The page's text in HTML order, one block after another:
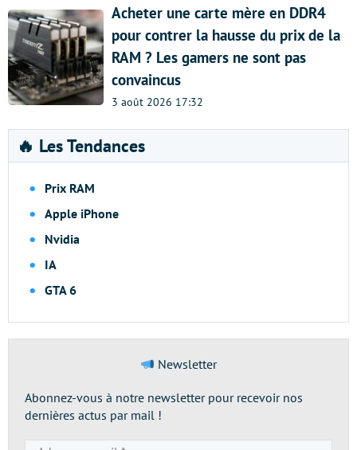
Acheter une carte mère en DDR4
pour contrer la hausse du prix de la
RAM ? Les gamers ne sont pas
convaincus
3 août 2026 17:32
🔥 Les Tendances
Prix RAM
Apple iPhone
Nvidia
IA
GTA 6
Newsletter
Abonnez-vous à notre newsletter pour recevoir nos
dernières actus par mail !